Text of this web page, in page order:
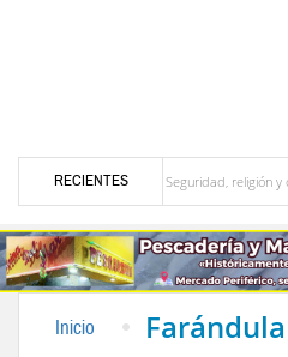
RECIENTESSeguridad, religión y corrupción:
Inicio Farándula